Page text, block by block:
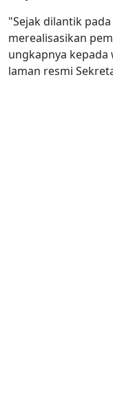
"Sejak dilantik
merealisasikan
ungkapnya
laman resmi